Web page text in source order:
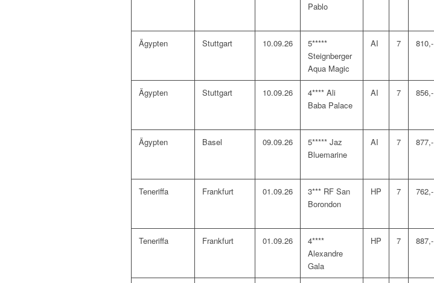
Pablo
Ägypten Stuttgart 10.09.26
5*****
Steignberger
Aqua Magic
AI 7 810,-
Ägypten Stuttgart 10.09.26
4**** Ali
Baba Palace
AI 7 856,-
Ägypten Basel 09.09.26
5***** Jaz
Bluemarine
AI 7 877,-
Teneriffa Frankfurt 01.09.26
3*** RF San
Borondon
HP 7 762,-
Teneriffa Frankfurt 01.09.26
4****
Alexandre
Gala
HP 7 887,-